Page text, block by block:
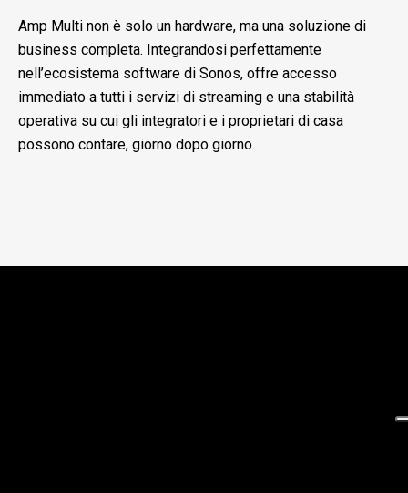
Amp Multi non è solo un hardware, ma una soluzione di
business completa. Integrandosi perfettamente
nell’ecosistema software di Sonos, offre accesso
immediato a tutti i servizi di streaming e una stabilità
operativa su cui gli integratori e i proprietari di casa
possono contare, giorno dopo giorno.